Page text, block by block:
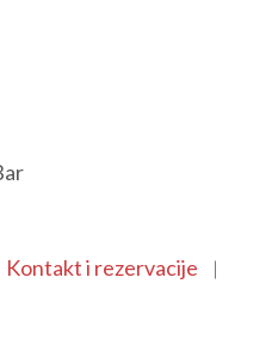
Kontakt i rezervacije